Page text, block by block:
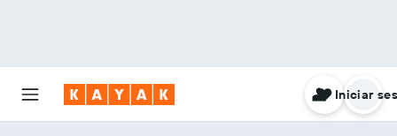
Iniciar